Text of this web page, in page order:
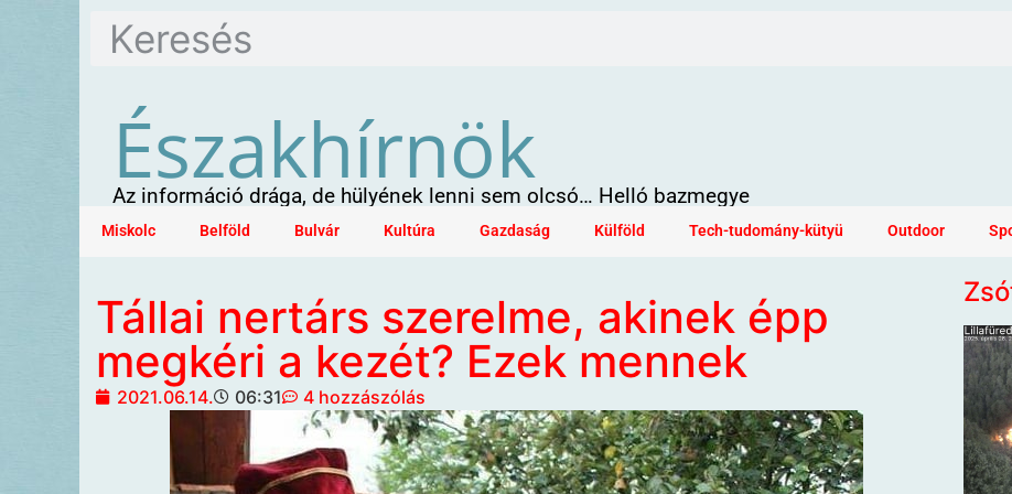
Északhírnök
Az információ drága, de hülyének lenni sem olcsó… Helló bazmegye
Miskolc Belföld Bulvár Kultúra Gazdaság Külföld Tech-tudomány-kütyü Outdoor
Tállai nertárs szerelme, akinek épp
megkéri a kezét? Ezek mennek
2021.06.14. 06:31 4 hozzászólás